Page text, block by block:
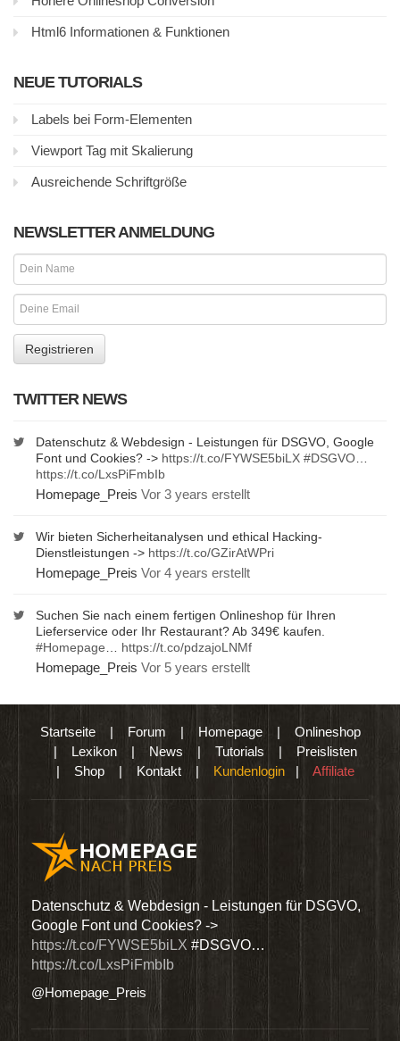
Html6 Informationen & Funktionen
NEUE TUTORIALS
Labels bei Form-Elementen
Viewport Tag mit Skalierung
Ausreichende Schriftgröße
NEWSLETTER ANMELDUNG
TWITTER NEWS
Datenschutz & Webdesign - Leistungen für DSGVO, Google
Font und Cookies? -> https://t.co/FYWSE5biLX #DSGVO
https://t.co/LxsPiFmbIb
Homepage_Preis Vor 3 years erstellt
Wir bieten Sicherheitanalysen und ethical Hacking-
Dienstleistungen -> https://t.co/GZirAtWPri
Homepage_Preis Vor 4 years erstellt
Suchen Sie nach einem fertigen Onlineshop für Ihren
Lieferservice oder Ihr Restaurant? Ab 349€ kaufen.
#Homepage
https://t.co/pdzajoLNMf
Homepage_Preis Vor 5 years erstellt
Startseite| Forum | Homepage| Onlineshop
| Lexikon | News | Tutorials | Preislisten
| Shop | Kontakt | Kundenlogin | Affiliate
Datenschutz & Webdesign - Leistungen für DSGVO,
Google Font und Cookies? ->
https://t.co/FYWSE5biLX #DSGVO…
https://t.co/LxsPiFmbIb
@Homepage_Preis